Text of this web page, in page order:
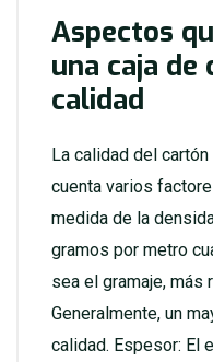
Aspectos
una caja de
calidad
La calidad del
cuenta varios
medida de la
gramos por metro
sea el gramaje, más
Generalmente, un
calidad. Espesor: El